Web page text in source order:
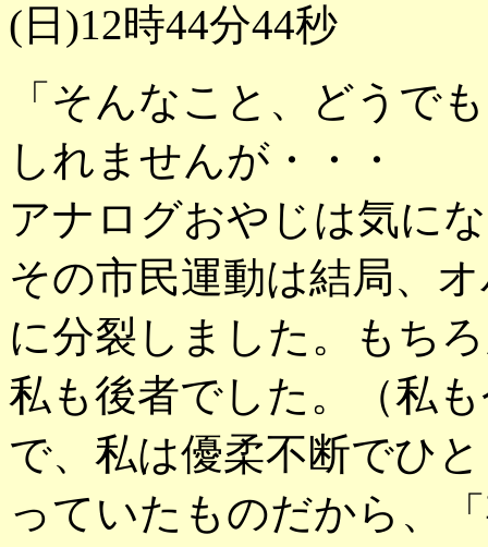
(日)12時44分44秒
「そんなこと、どうで
しれませんが・・・
アナログおやじは気に
その市民運動は結局、
に分裂しました。もち
私も後者でした。（私
で、私は優柔不断でひ
っていたものだから、